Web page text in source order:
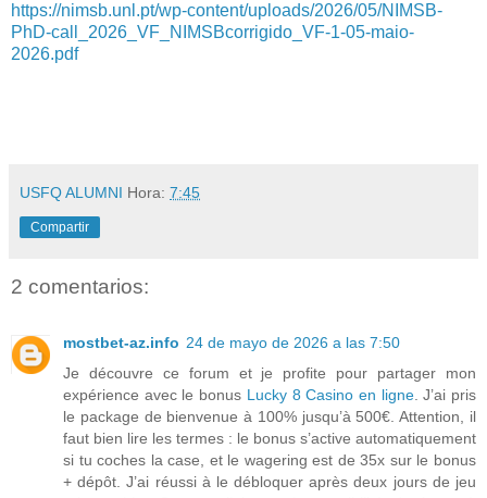
https://nimsb.unl.pt/wp-content/uploads/2026/05/NIMSB-
PhD-call_2026_VF_NIMSBcorrigido_VF-1-05-maio-
2026.pdf
USFQ ALUMNI Hora: 7:45
Compartir
2 comentarios:
mostbet-az.info 24 de mayo de 2026 a las 7:50
Je découvre ce forum et je profite pour partager mon
expérience avec le bonus Lucky 8 Casino en ligne. J’ai pris
le package de bienvenue à 100% jusqu’à 500€. Attention, il
faut bien lire les termes : le bonus s’active automatiquement
si tu coches la case, et le wagering est de 35x sur le bonus
+ dépôt. J’ai réussi à le débloquer après deux jours de jeu